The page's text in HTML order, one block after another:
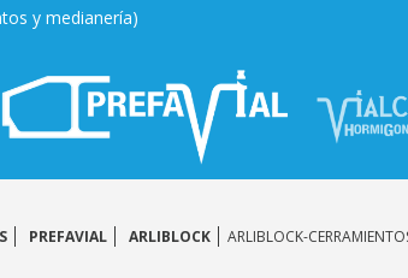
y medianería)
PREFAVIAL ARLIBLOCK ARLIBLOCK-